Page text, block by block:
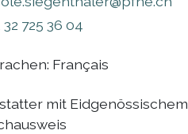
32 725 36 04
Français
mit Eidgenössischem